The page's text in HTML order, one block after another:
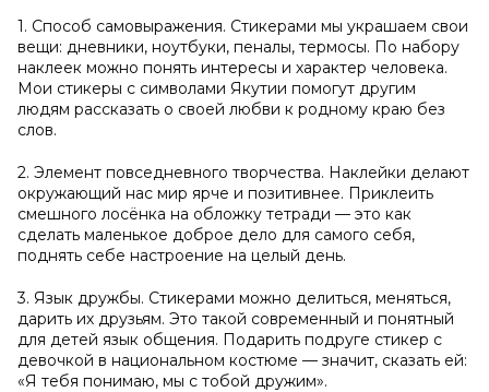
1. Способ самовыражения. Стикерами мы украшаем свои
вещи: дневники, ноутбуки, пеналы, термосы. По набору
наклеек можно понять интересы и характер человека.
Мои стикеры с символами Якутии помогут другим
людям рассказать о своей любви к родному краю без
слов.
2. Элемент повседневного творчества. Наклейки делают
окружающий нас мир ярче и позитивнее. Приклеить
смешного лосёнка на обложку тетради — это как
сделать маленькое доброе дело для самого себя,
поднять себе настроение на целый день.
3. Язык дружбы. Стикерами можно делиться, меняться,
дарить их друзьям. Это такой современный и понятный
для детей язык общения. Подарить подруге стикер с
девочкой в национальном костюме — значит, сказать ей:
«Я тебя понимаю, мы с тобой дружим».